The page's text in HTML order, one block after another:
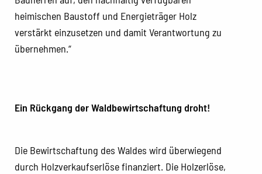
heimischen Baustoff und Energieträger Holz
verstärkt einzusetzen und damit Verantwortung zu
übernehmen.“
Ein Rückgang der Waldbewirtschaftung droht!
Die Bewirtschaftung des Waldes wird überwiegend
durch Holzverkaufserlöse finanziert. Die Holzerlöse,